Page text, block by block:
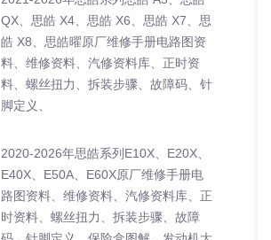
QX、思皓 X4、思皓 X6、思皓 X7、思
皓 X8、思皓曜原厂维修手册电路图资
料、维修资料、汽修资料库、正时资
料、螺丝扭力、拆装步骤、故障码、针
脚定义、
2020-2026年思皓系列E10X、E20X、
E40X、E50A、E60X原厂维修手册电
路图资料、维修资料、汽修资料库、正
时资料、螺丝扭力、拆装步骤、故障